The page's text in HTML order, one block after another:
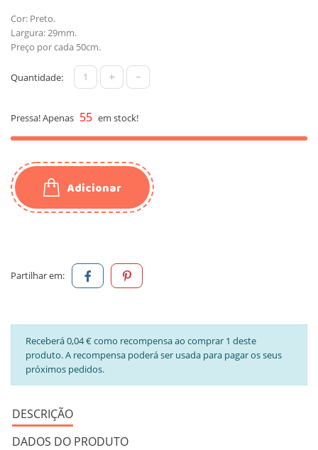
Cor: Preto.
Largura: 29mm.
Preço por cada 50cm.
Quantidade: + -
Pressa! Apenas 55 em stock!
Adicionar
Partilhar em:
Receberá 0,04 € como recompensa ao comprar 1 deste
produto. A recompensa poderá ser usada para pagar os seus
próximos pedidos.
DESCRIÇÃO
DADOS DO PRODUTO